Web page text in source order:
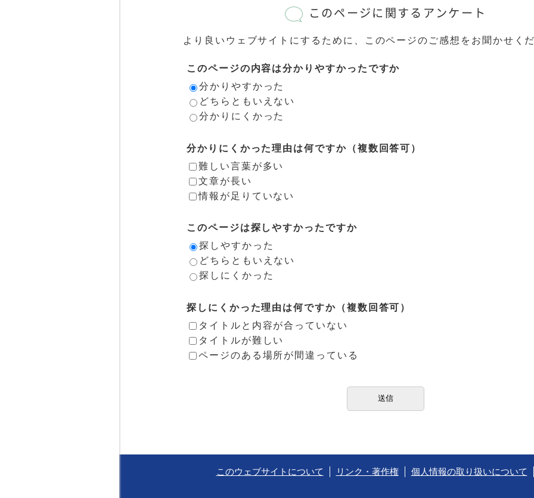
このページに関するアンケート
より良いウェブサイトにするために、このページのご感想をお聞かせく
このページの内容は分かりやすかったですか
分かりやすかった
どちらともいえない
分かりにくかった
分かりにくかった理由は何ですか（複数回答可）
難しい言葉が多い
文章が長い
情報が足りていない
このページは探しやすかったですか
探しやすかった
どちらともいえない
探しにくかった
探しにくかった理由は何ですか（複数回答可）
タイトルと内容が合っていない
タイトルが難しい
ページのある場所が間違っている
このウェブサイトについて リンク・著作権 個人情報の取り扱いについて